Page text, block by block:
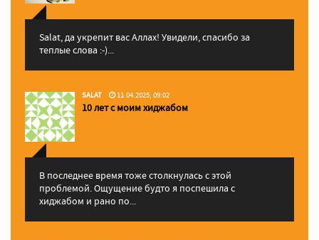
Salat, да укрепит вас Аллаx! Увидели, спасибо за
теплые слова :-)...
SALAT 11.04.2025, 09:02
10 лет с моим хиджабом
В последнее время тоже столкнулась с этой
проблемой. Ощущение будто я поспешила с
хиджабом и рано по...